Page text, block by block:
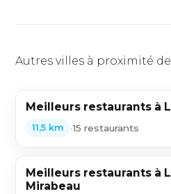
Autres villes à proximité
Meilleurs restaurants à
11,5 km •15 restaurants
Meilleurs restaurants à
Mirabeau